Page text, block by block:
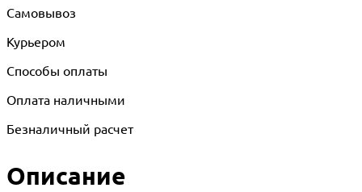
Самовывоз
Курьером
Способы оплаты
Оплата наличными
Безналичный расчет
Описание